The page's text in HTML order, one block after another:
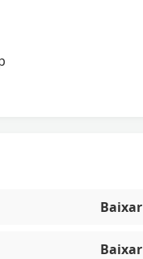
Baixar
Baixar